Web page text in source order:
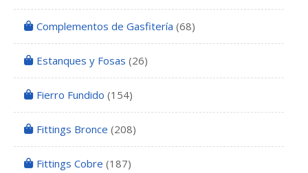
Complementos de Gasfitería (68)
Estanques y Fosas (26)
Fierro Fundido (154)
Fittings Bronce (208)
Fittings Cobre (187)